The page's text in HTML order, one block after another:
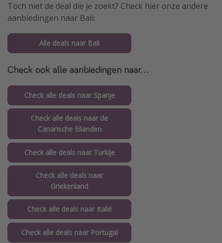
Toch niet de deal die je zoekt? Check hier onze andere
aanbiedingen naar Bali:
Alle deals naar Bali
Check ook alle aanbiedingen naar...
Check alle deals naar Spanje
Check alle deals naar de
Canarische Eilanden
Check alle deals naar Turkije
Check alle deals naar
Griekenland
Check alle deals naar Italië
Check alle deals naar Portugal